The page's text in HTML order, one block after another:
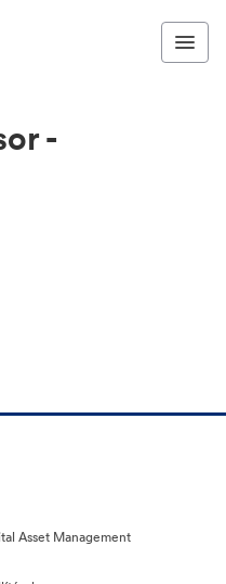
-
Asset Management